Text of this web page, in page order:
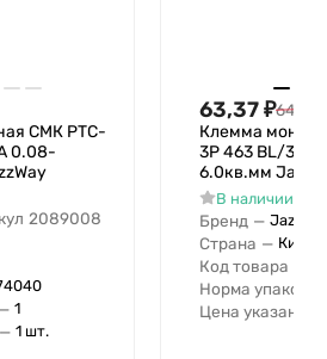
сечение с
сечение по
Да
провод(ник)а
Нет
Да
проводника
проводника
СМК PTC-
0.08-
2089008
— 1
— 1 шт.
63,37₽64,66
Клемма
3P 463 BL/3
6.0кв.мм
В наличии
Бренд —
Страна — Китай
Код товара
Норма упаковки
Цена указана за